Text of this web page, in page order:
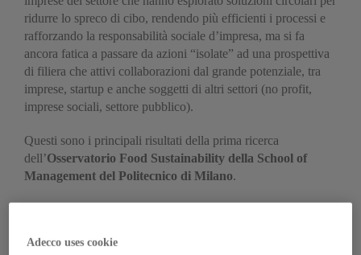
ridurre lo spreco di cibo, rendendo più efficienti i processi e
rafforzando la responsabilità sociale d’impresa, ma si fa
ancora fatica a passare da azioni “isolate” ad una prospettiva
di filiera che attivi collaborazioni dal grande potenziale, tra
imprese, startup e anche soggetti di altri settori (no profit,
imprese sociali, settore pubblico).
Questi sono i principali risultati della prima ricerca
dell’Osservatorio Food Sustainability della School of
Management del Politecnico di Milano.
e inclusivi, in grado di ridurre lo spreco alimentare e, più in
Adecco uses cookie